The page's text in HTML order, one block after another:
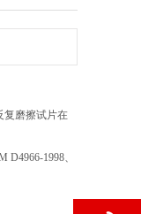
复磨擦试片在
D4966-1998、